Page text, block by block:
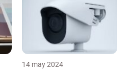
14 may 2024